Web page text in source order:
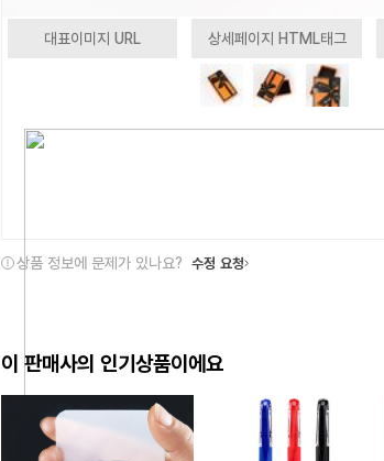
대표이미지 URL 상세페이지 HTML태그
상품 정보에 문제가 있나요? 수정 요청
이 판매사의 인기상품이에요